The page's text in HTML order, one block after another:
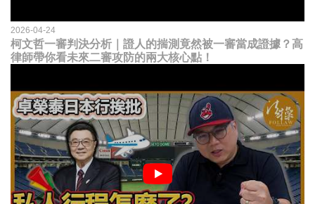
2026-04-24
柯文哲一審判決分析｜證人的揣測竟然被一審當成證據？高
律師帶你看未來二審攻防的兩大核心點！